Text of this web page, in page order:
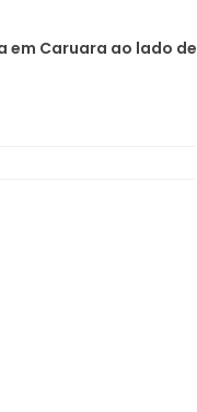
Caruara ao lado de